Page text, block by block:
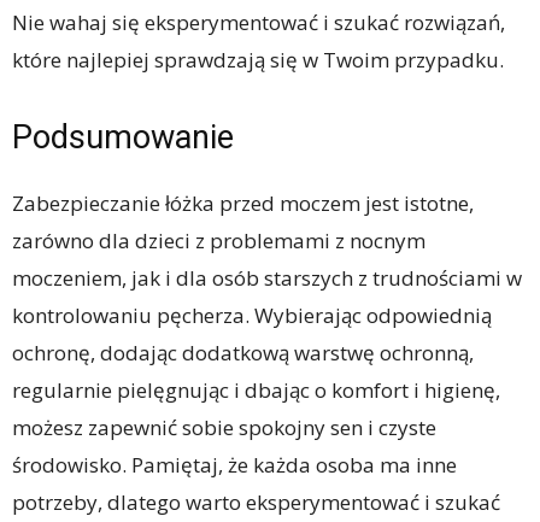
Nie wahaj się eksperymentować i szukać rozwiązań,
które najlepiej sprawdzają się w Twoim przypadku.
Podsumowanie
Zabezpieczanie łóżka przed moczem jest istotne,
zarówno dla dzieci z problemami z nocnym
moczeniem, jak i dla osób starszych z trudnościami w
kontrolowaniu pęcherza. Wybierając odpowiednią
ochronę, dodając dodatkową warstwę ochronną,
regularnie pielęgnując i dbając o komfort i higienę,
możesz zapewnić sobie spokojny sen i czyste
środowisko. Pamiętaj, że każda osoba ma inne
potrzeby, dlatego warto eksperymentować i szukać